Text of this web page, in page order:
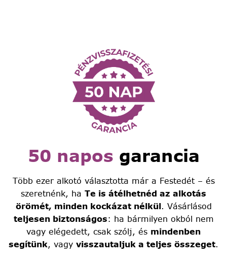
50 napos garancia
Több ezer alkotó választotta már a Festedét – és
szeretnénk, ha Te is átélhetnéd az alkotás
örömét, minden kockázat nélkül. Vásárlásod
teljesen biztonságos: ha bármilyen okból nem
vagy elégedett, csak szólj, és mindenben
segítünk, vagy visszautaljuk a teljes összeget.